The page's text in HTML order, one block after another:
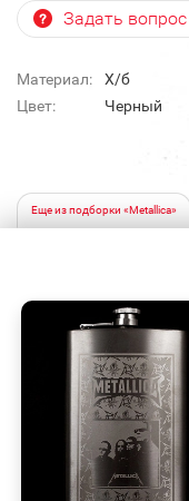
Задать вопрос
Материал:
Х/б
Цвет:
Черный
Еще из подборки «Metallica»